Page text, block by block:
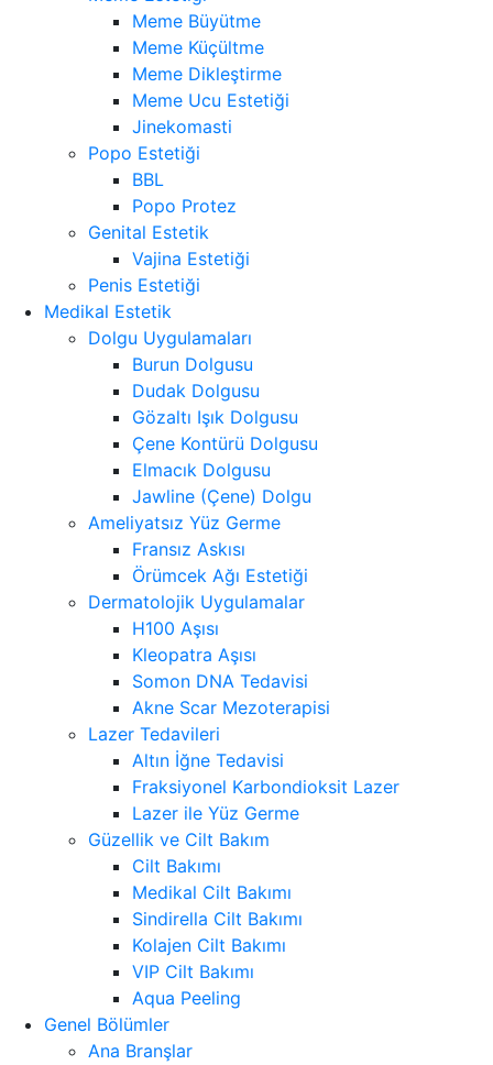
Meme Büyütme
Meme Küçültme
Meme Dikleştirme
Meme Ucu Estetiği
Jinekomasti
Popo Estetiği
BBL
Popo Protez
Genital Estetik
Vajina Estetiği
Penis Estetiği
Medikal Estetik
Dolgu Uygulamaları
Burun Dolgusu
Dudak Dolgusu
Gözaltı Işık Dolgusu
Çene Kontürü Dolgusu
Elmacık Dolgusu
Jawline (Çene) Dolgu
Ameliyatsız Yüz Germe
Fransız Askısı
Örümcek Ağı Estetiği
Dermatolojik Uygulamalar
H100 Aşısı
Kleopatra Aşısı
Somon DNA Tedavisi
Akne Scar Mezoterapisi
Lazer Tedavileri
Altın İğne Tedavisi
Fraksiyonel Karbondioksit Lazer
Lazer ile Yüz Germe
Güzellik ve Cilt Bakım
Cilt Bakımı
Medikal Cilt Bakımı
Sindirella Cilt Bakımı
Kolajen Cilt Bakımı
VIP Cilt Bakımı
Aqua Peeling
Genel Bölümler
Ana Branşlar